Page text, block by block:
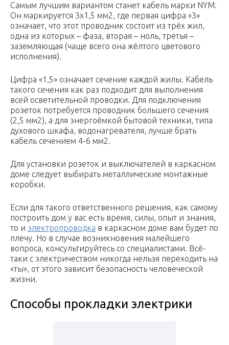
Самым лучшим вариантом станет кабель марки NYM.
Он маркируется 3х1,5 мм2, где первая цифра «3»
означает, что этот проводник состоит из трёх жил,
одна из которых – фаза, вторая – ноль, третья –
заземляющая (чаще всего она жёлтого цветового
исполнения).
Цифра «1,5» означает сечение каждой жилы. Кабель
такого сечения как раз подходит для выполнения
всей осветительной проводки. Для подключения
розеток потребуется проводник большего сечения
(2,5 мм2), а для энергоёмкой бытовой техники, типа
духового шкафа, водонагревателя, лучше брать
кабель сечением 4-6 мм2.
Для установки розеток и выключателей в каркасном
доме следует выбирать металлические монтажные
коробки.
Если для такого ответственного решения, как самому
построить дом у вас есть время, силы, опыт и знания,
то и электропроводка в каркасном доме вам будет по
плечу. Но в случае возникновения малейшего
вопроса, консультируйтесь со специалистами. Всё-
таки с электричеством никогда нельзя переходить на
«ты», от этого зависит безопасность человеческой
жизни.
Способы прокладки электрики